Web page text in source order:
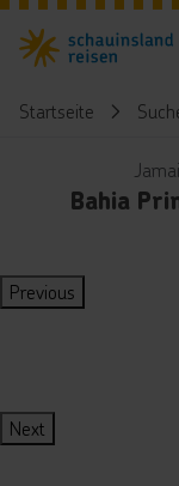
Startseite
Bahia
Previous
Next